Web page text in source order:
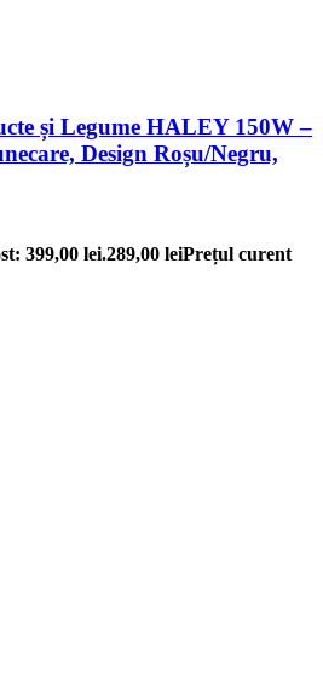
și Legume HALEY 150W –
Design Roșu/Negru,
399,00 lei.289,00 leiPrețul curent